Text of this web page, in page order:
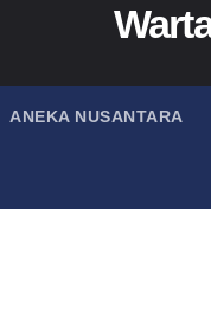
ANEKA NUSANTARA